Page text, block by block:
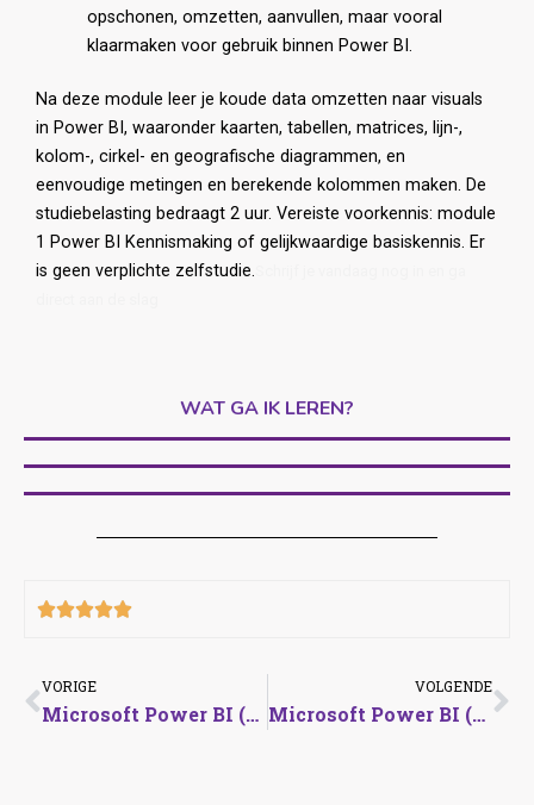
opschonen, omzetten, aanvullen, maar vooral
klaarmaken voor gebruik binnen Power BI.
Na deze module leer je koude data omzetten naar visuals
in Power BI, waaronder kaarten, tabellen, matrices, lijn-,
kolom-, cirkel- en geografische diagrammen, en
eenvoudige metingen en berekende kolommen maken. De
studiebelasting bedraagt 2 uur. Vereiste voorkennis: module
1 Power BI Kennismaking of gelijkwaardige basiskennis. Er
is geen verplichte zelfstudie.
WAT GA IK LEREN?

VORIGE
Microsoft Power BI (1/3) Kennismaking
VOLGENDE
Microsoft Power BI (3/3) ETL